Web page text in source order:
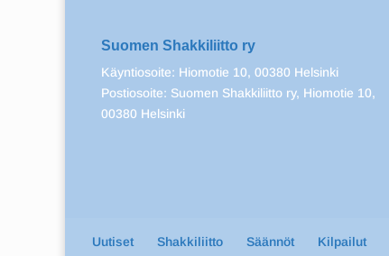
Suomen Shakkiliitto ry
Käyntiosoite: Hiomotie 10, 00380 Helsinki
Postiosoite: Suomen Shakkiliitto ry, Hiomotie 10,
00380 Helsinki
Uutiset Shakkiliitto Säännöt Kilpailut